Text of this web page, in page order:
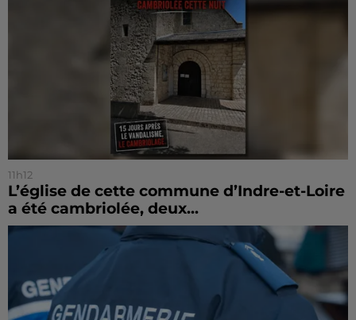
11h12
L’église de cette commune d’Indre-et-Loire
a été cambriolée, deux...